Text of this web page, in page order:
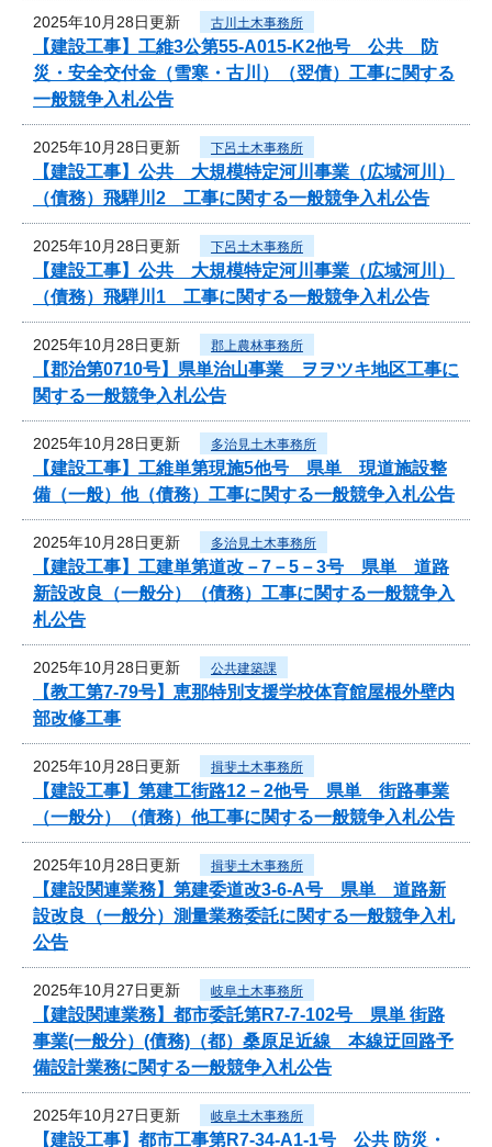
2025年10月28日更新 古川土木事務所
【建設工事】工維3公第55-A015-K2他号 公共 防
災・安全交付金（雪寒・古川）（翌債）工事に関する
一般競争入札公告
2025年10月28日更新 下呂土木事務所
【建設工事】公共 大規模特定河川事業（広域河川）
（債務）飛騨川2 工事に関する一般競争入札公告
2025年10月28日更新 下呂土木事務所
【建設工事】公共 大規模特定河川事業（広域河川）
（債務）飛騨川1 工事に関する一般競争入札公告
2025年10月28日更新 郡上農林事務所
【郡治第0710号】県単治山事業 ヲヲツキ地区工事に
関する一般競争入札公告
2025年10月28日更新 多治見土木事務所
【建設工事】工維単第現施5他号 県単 現道施設整
備（一般）他（債務）工事に関する一般競争入札公告
2025年10月28日更新 多治見土木事務所
【建設工事】工建単第道改－7－5－3号 県単 道路
新設改良（一般分）（債務）工事に関する一般競争入
札公告
2025年10月28日更新 公共建築課
【教工第7-79号】恵那特別支援学校体育館屋根外壁内
部改修工事
2025年10月28日更新 揖斐土木事務所
【建設工事】第建工街路12－2他号 県単 街路事業
（一般分）（債務）他工事に関する一般競争入札公告
2025年10月28日更新 揖斐土木事務所
【建設関連業務】第建委道改3-6-A号 県単 道路新
設改良（一般分）測量業務委託に関する一般競争入札
公告
2025年10月27日更新 岐阜土木事務所
【建設関連業務】都市委託第R7-7-102号 県単 街路
事業(一般分）(債務)（都）桑原足近線 本線迂回路予
備設計業務に関する一般競争入札公告
2025年10月27日更新 岐阜土木事務所
【建設工事】都市工事第R7-34-A1-1号 公共 防災・